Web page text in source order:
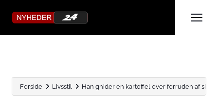
Forside Livsstil Han gnider en kartoffel over forruden af sin bil: